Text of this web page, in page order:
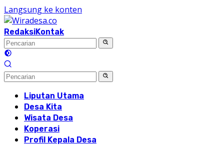
Langsung ke konten
RedaksiKontak
Liputan Utama
Desa Kita
Wisata Desa
Koperasi
Profil Kepala Desa